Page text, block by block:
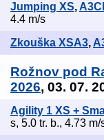
Jumping XS,
4.4 m/s
Zkouška XSA3,
Rožnov pod
2026, 03. 07.
Agility 1 XS +
s, 5.0 tr. b., 4.73 m/